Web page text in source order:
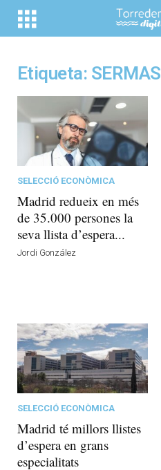
Etiqueta: SERMAS
SELECCIÓ ECONÒMICA
Madrid redueix en més
de 35.000 persones la
seva llista d’espera...
Jordi González
SELECCIÓ ECONÒMICA
Madrid té millors llistes
d’espera en grans
especialitats